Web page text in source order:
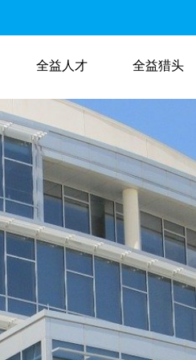
全益人才 全益猎头